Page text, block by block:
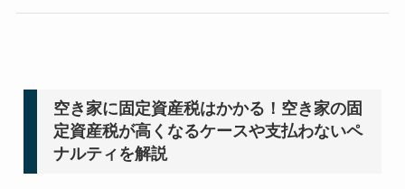
空き家に固定資産税はかかる！空き家の固
定資産税が高くなるケースや支払わないペ
ナルティを解説